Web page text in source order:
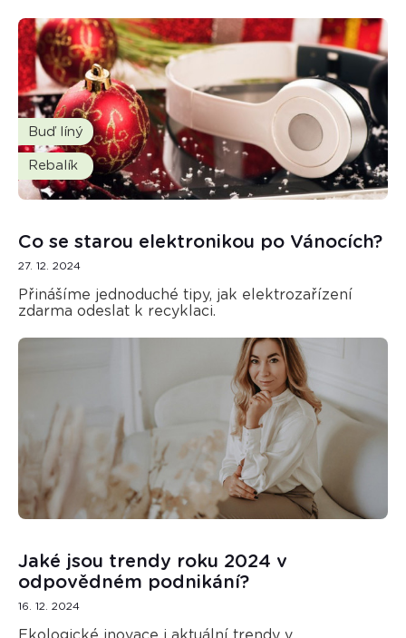
Buď líný
Rebalík
Co se starou elektronikou po Vánocích?
27. 12. 2024
Přinášíme jednoduché tipy, jak elektrozařízení
zdarma odeslat k recyklaci.
Jaké jsou trendy roku 2024 v
odpovědném podnikání?
16. 12. 2024